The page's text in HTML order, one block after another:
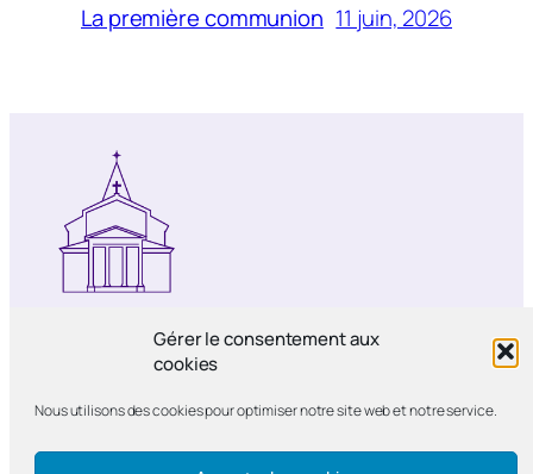
Gérer le consentement aux
cookies
Nous utilisons des cookies pour optimiser notre site web et notre service.
La première communion 11 juin, 2026
Notre-Dame de Bercy
Paroisse catholique Notre-Dame de la